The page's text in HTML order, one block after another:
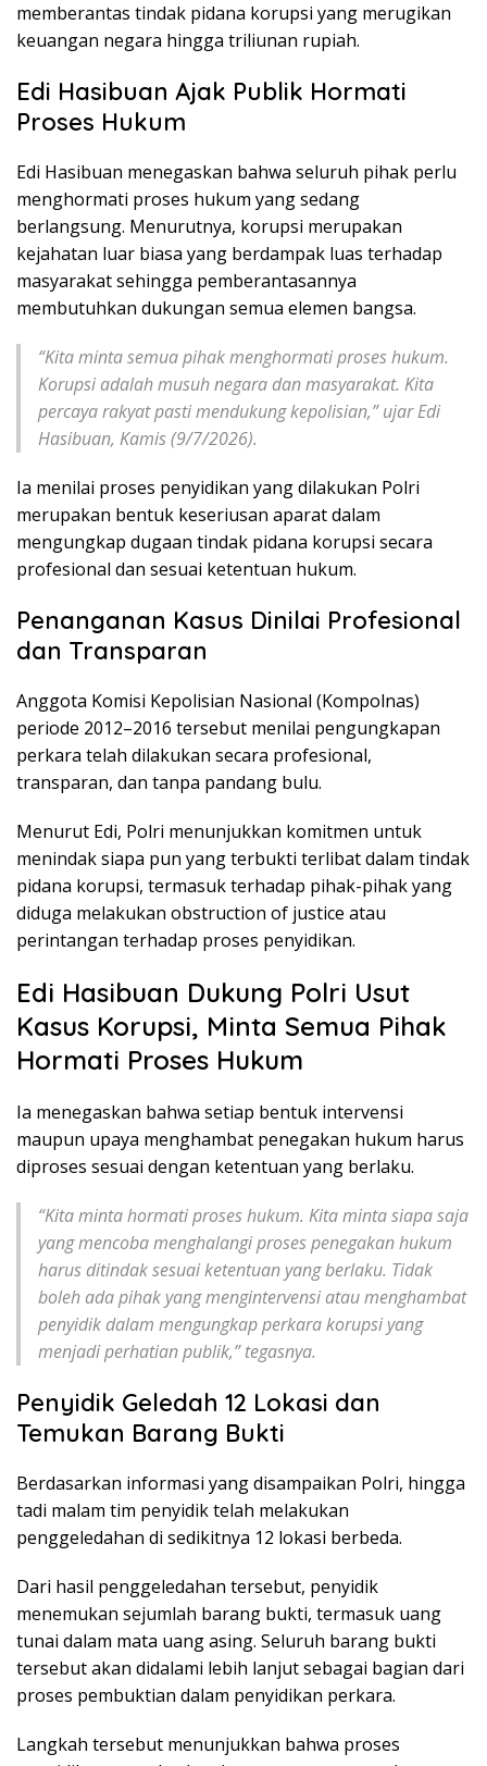
memberantas tindak pidana korupsi yang merugikan
keuangan negara hingga triliunan rupiah.
Edi Hasibuan Ajak Publik Hormati
Proses Hukum
Edi Hasibuan menegaskan bahwa seluruh pihak perlu
menghormati proses hukum yang sedang
berlangsung. Menurutnya, korupsi merupakan
kejahatan luar biasa yang berdampak luas terhadap
masyarakat sehingga pemberantasannya
membutuhkan dukungan semua elemen bangsa.
“Kita minta semua pihak menghormati proses hukum.
Korupsi adalah musuh negara dan masyarakat. Kita
percaya rakyat pasti mendukung kepolisian,” ujar Edi
Hasibuan, Kamis (9/7/2026).
Ia menilai proses penyidikan yang dilakukan Polri
merupakan bentuk keseriusan aparat dalam
mengungkap dugaan tindak pidana korupsi secara
profesional dan sesuai ketentuan hukum.
Penanganan Kasus Dinilai Profesional
dan Transparan
Anggota Komisi Kepolisian Nasional (Kompolnas)
periode 2012–2016 tersebut menilai pengungkapan
perkara telah dilakukan secara profesional,
transparan, dan tanpa pandang bulu.
Menurut Edi, Polri menunjukkan komitmen untuk
menindak siapa pun yang terbukti terlibat dalam tindak
pidana korupsi, termasuk terhadap pihak-pihak yang
diduga melakukan obstruction of justice atau
perintangan terhadap proses penyidikan.
Edi Hasibuan Dukung Polri Usut
Kasus Korupsi, Minta Semua Pihak
Hormati Proses Hukum
Ia menegaskan bahwa setiap bentuk intervensi
maupun upaya menghambat penegakan hukum harus
diproses sesuai dengan ketentuan yang berlaku.
“Kita minta hormati proses hukum. Kita minta siapa saja
yang mencoba menghalangi proses penegakan hukum
harus ditindak sesuai ketentuan yang berlaku. Tidak
boleh ada pihak yang mengintervensi atau menghambat
penyidik dalam mengungkap perkara korupsi yang
menjadi perhatian publik,” tegasnya.
Penyidik Geledah 12 Lokasi dan
Temukan Barang Bukti
Berdasarkan informasi yang disampaikan Polri, hingga
tadi malam tim penyidik telah melakukan
penggeledahan di sedikitnya 12 lokasi berbeda.
Dari hasil penggeledahan tersebut, penyidik
menemukan sejumlah barang bukti, termasuk uang
tunai dalam mata uang asing. Seluruh barang bukti
tersebut akan didalami lebih lanjut sebagai bagian dari
proses pembuktian dalam penyidikan perkara.
Langkah tersebut menunjukkan bahwa proses